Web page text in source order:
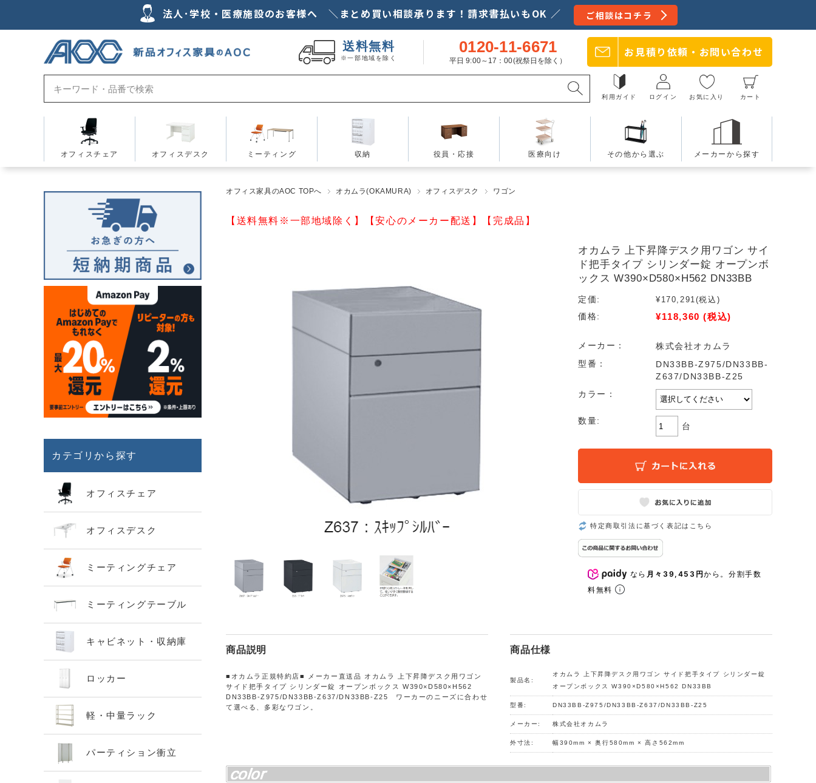
法人･学校・医療施設のお客様へ ＼まとめ買い相談承ります！請求書払いもOK ／ ご相談はコチラ
送料無料
※一部地域を除く
0120-11-6671
平日 9:00～17：00(祝祭日を除く）
お見積り依頼・ お問い合わせ
利用ガイド ログイン お気に入り カート
オフィスチェア オフィスデスク ミーティング 収納 役員・応接 医療向け その他から選ぶ メーカーから探す
オフィス家具のAOC TOPへ オカムラ(OKAMURA) オフィスデスク ワゴン
【送料無料※一部地域除く】【安心のメーカー配送】【完成品】
オカムラ 上下昇降デスク用ワゴン サイ
ド把手タイプ シリンダー錠 オープンボ
ックス W390×D580×H562 DN33BB
定価: ¥170,291(税込)
価格:
¥118,360 (税込)
メーカー：
株式会社オカムラ
型番：
DN33BB-Z975/DN33BB-
Z637/DN33BB-Z25
カラー：
数量:
台
特定商取引法に基づく表記はこちら
なら 月々39,453円から。分割手数
料無料
商品説明
■オカムラ正規特約店■ メーカー直送品 オカムラ 上下昇降デスク用ワゴン
サイド把手タイプ シリンダー錠 オープンボックス W390×D580×H562
DN33BB-Z975/DN33BB-Z637/DN33BB-Z25 ワーカーのニーズに合わせ
て選べる、多彩なワゴン。
商品仕様
製品名:
オカムラ 上下昇降デスク用ワゴン サイド把手タイプ シリンダー錠
オープンボックス W390×D580×H562 DN33BB
型番: DN33BB-Z975/DN33BB-Z637/DN33BB-Z25
メーカー: 株式会社オカムラ
外寸法: 幅390mm × 奥行580mm × 高さ562mm
カテゴリから探す
オフィスチェア
オフィスデスク
ミーティングチェア
ミーティングテーブル
キャビネット・収納庫
ロッカー
軽・中量ラック
パーティション衝立